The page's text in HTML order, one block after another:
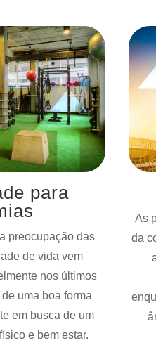
para
preocupação das
de vida vem
nos últimos
uma boa forma
em busca de um
e bem estar.
As
da